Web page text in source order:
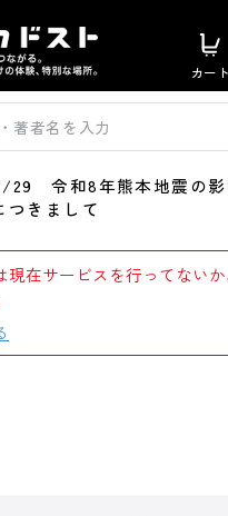
カート
29 令和8年熊本地震の影
つきまして
現在サービスを行ってない